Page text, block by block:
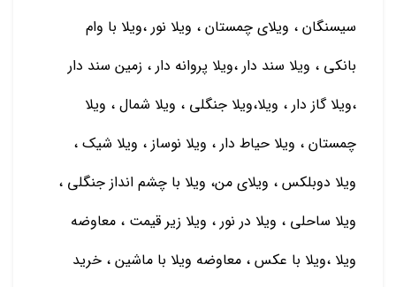
سیسنگان ، ویلای چمستان ، ویلا نور ،ویلا با وام
بانکی ، ویلا سند دار ،ویلا پروانه دار ، زمین سند دار
،ویلا گاز دار ، ویلا،ویلا جنگلی ، ویلا شمال ، ویلا
چمستان ، ویلا حیاط دار ، ویلا نوساز ، ویلا شیک ،
ویلا دوبلکس ، ویلای من، ویلا با چشم انداز جنگلی ،
ویلا ساحلی ، ویلا در نور ، ویلا زیر قیمت ، معاوضه
ویلا ،ویلا با عکس ، معاوضه ویلا با ماشین ، خريد